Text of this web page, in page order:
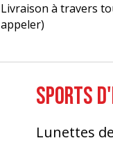
Livraison à travers
appeler)
SPORTS
Lunettes